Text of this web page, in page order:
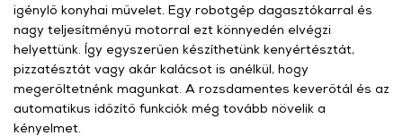
igénylő konyhai művelet. Egy robotgép dagasztókarral és
nagy teljesítményű motorral ezt könnyedén elvégzi
helyettünk. Így egyszerűen készíthetünk kenyértésztát,
pizzatésztát vagy akár kalácsot is anélkül, hogy
megerőltetnénk magunkat. A rozsdamentes keverőtál és az
automatikus időzítő funkciók még tovább növelik a
kényelmet.